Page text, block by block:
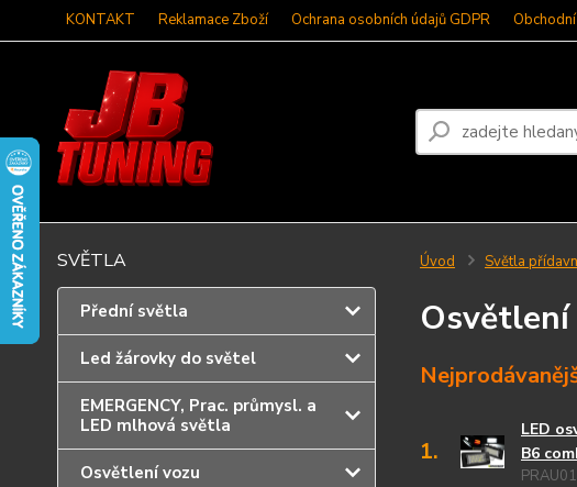
KONTAKT Reklamace Zboží Ochrana osobních údajů GDPR
SVĚTLA
Přední světla
Led žárovky do světel
EMERGENCY, Prac. průmysl. a
LED mlhová světla
Osvětlení vozu
Úvod Světla
Osvětlení
1.
LED
B6
PRAU01